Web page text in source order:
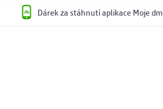
Dárek za stáhnutí aplikace Moje dm